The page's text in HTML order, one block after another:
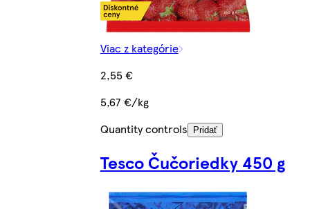
Viac z kategórie
2,55 €
5,67 €/kg
Quantity controls
Pridať
Tesco Čučoriedky 450 g